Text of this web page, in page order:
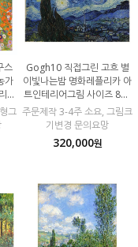
스
가
어
유
그
Gogh10 직접그린 고흐 별
이빛나는밤 명화레플리카 아
트인테리어그림 사이즈 80x
60cm 100% 수작업 캔버스
유화 모사화
주문제작 3-4주 소요, 그림크
기변경 문의요망
320,000원